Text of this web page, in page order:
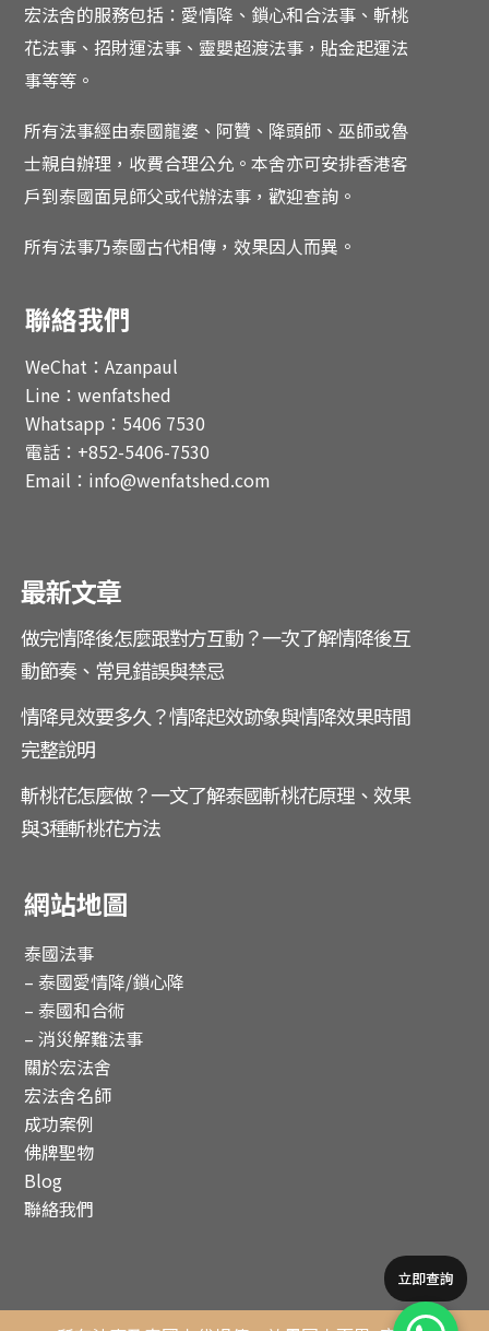
立即查詢
宏法舍的服務包括：愛情降、鎖心和合法事、斬桃
花法事、招財運法事、靈嬰超渡法事，貼金起運法
事等等。
所有法事經由泰國龍婆、阿贊、降頭師、巫師或魯
士親自辦理，收費合理公允。本舍亦可安排香港客
戶到泰國面見師父或代辦法事，歡迎查詢。
所有法事乃泰國古代相傳，效果因人而異。
聯絡我們
WeChat：Azanpaul
Line：wenfatshed
Whatsapp：5406 7530
電話：+852-5406-7530
Email：info@wenfatshed.com
最新文章
做完情降後怎麼跟對方互動？一次了解情降後互
動節奏、常見錯誤與禁忌
情降見效要多久？情降起效跡象與情降效果時間
完整說明
斬桃花怎麼做？一文了解泰國斬桃花原理、效果
與3種斬桃花方法
網站地圖
泰國法事
– 泰國愛情降/鎖心降
– 泰國和合術
– 消災解難法事
關於宏法舍
宏法舍名師
成功案例
佛牌聖物
Blog
聯絡我們